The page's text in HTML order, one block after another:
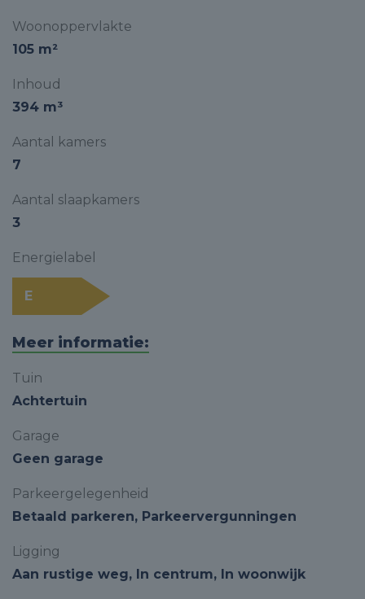
Woonoppervlakte
105 m²
Inhoud
394 m³
Aantal kamers
7
Aantal slaapkamers
3
Energielabel
E
Meer informatie:
Tuin
Achtertuin
Garage
Geen garage
Parkeergelegenheid
Betaald parkeren, Parkeervergunningen
Ligging
Aan rustige weg, In centrum, In woonwijk